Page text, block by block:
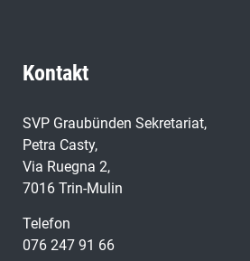
Kontakt
SVP Graubünden Sekretariat,
Petra Casty,
Via Ruegna 2,
7016 Trin-Mulin
Telefon
076 247 91 66